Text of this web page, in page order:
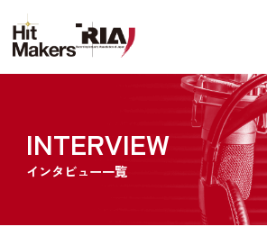
Company Logo
INTERVIEW
インタビュー一覧